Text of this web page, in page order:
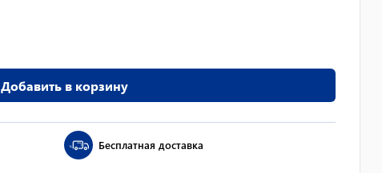
Добавить в корзину
Бесплатная доставка